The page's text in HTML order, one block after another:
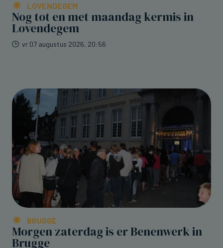
LOVENDEGEM
Nog tot en met maandag kermis in
Lovendegem
vr 07 augustus 2026, 20:56
BRUGGE
Morgen zaterdag is er Benenwerk in
Brugge